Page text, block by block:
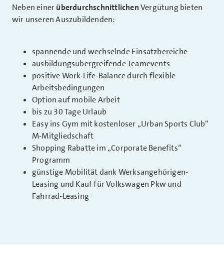
Neben einerüberdurchschnittlichenVergütung bieten
wir unseren Auszubildenden:
spannende und wechselnde Einsatzbereiche
ausbildungsübergreifende Teamevents
positive Work-Life-Balance durch flexible
Arbeitsbedingungen
Option auf mobile Arbeit
bis zu 30 Tage Urlaub
Easy ins Gym mit kostenloser „Urban Sports Club“
M-Mitgliedschaft
Shopping Rabatte im „Corporate Benefits“
Programm
günstige Mobilität dank Werksangehörigen-
Leasing und Kauf für Volkswagen Pkw und
Fahrrad-Leasing